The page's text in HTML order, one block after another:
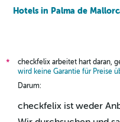
Hotels in Palma de
*
checkfelix arbeitet hart daran,
wird keine Garantie für Preise
Darum:
checkfelix ist weder